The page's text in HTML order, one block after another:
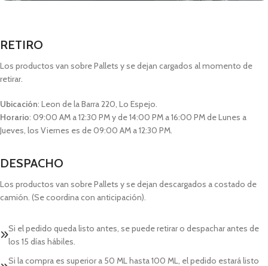
RETIRO
Los productos van sobre Pallets y se dejan cargados al momento de
retirar.
Ubicación: Leon de la Barra 220, Lo Espejo.
Horario: 09:00 AM a 12:30 PM y de 14:00 PM a 16:00 PM de Lunes a
Jueves, los Viernes es de 09:00 AM a 12:30 PM.
DESPACHO
Los productos van sobre Pallets y se dejan descargados a costado de
camión. (Se coordina con anticipación).
Si el pedido queda listo antes, se puede retirar o despachar antes de
los 15 días hábiles.
Si la compra es superior a 50 ML hasta 100 ML, el pedido estará listo